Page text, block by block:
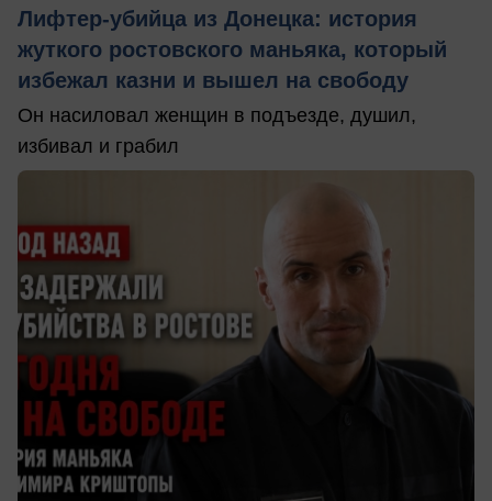
Лифтер-убийца из Донецка: история
жуткого ростовского маньяка, который
избежал казни и вышел на свободу
Он насиловал женщин в подъезде, душил,
избивал и грабил